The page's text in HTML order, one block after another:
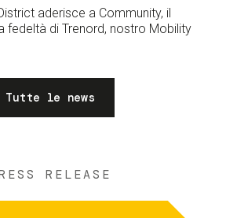
aderisce a Community, il
fedeltà di Trenord, nostro Mobility
Tutte le news
RELEASE